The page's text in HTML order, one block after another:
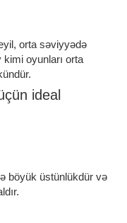
orta səviyyədə
oyunları orta
ideal
böyük üstünlükdür və